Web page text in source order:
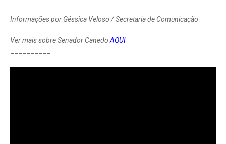
Informações por Géssica Veloso / Secretaria de Comunicação
Ver mais sobre Senador CanedoAQUI